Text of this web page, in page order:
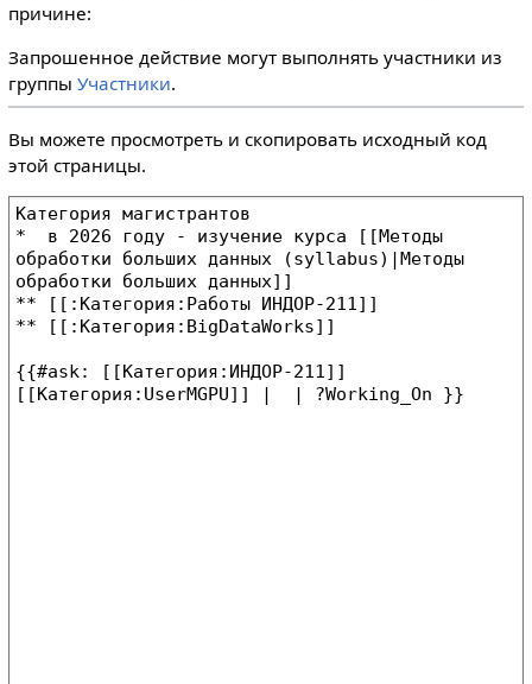
причине:
Запрошенное действие могут выполнять участники из
группы Участники.
Вы можете просмотреть и скопировать исходный код
этой страницы.